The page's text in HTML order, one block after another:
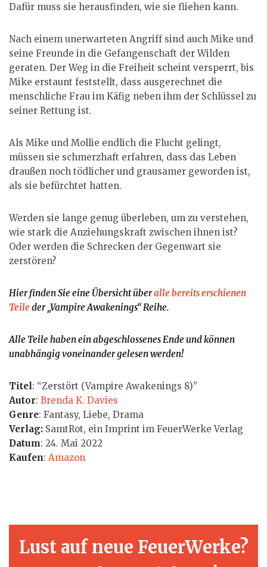
Dafür muss sie herausfinden, wie sie fliehen kann.
Nach einem unerwarteten Angriff sind auch Mike und
seine Freunde in die Gefangenschaft der Wilden
geraten. Der Weg in die Freiheit scheint versperrt, bis
Mike erstaunt feststellt, dass ausgerechnet die
menschliche Frau im Käfig neben ihm der Schlüssel zu
seiner Rettung ist.
Als Mike und Mollie endlich die Flucht gelingt,
müssen sie schmerzhaft erfahren, dass das Leben
draußen noch tödlicher und grausamer geworden ist,
als sie befürchtet hatten.
Werden sie lange genug überleben, um zu verstehen,
wie stark die Anziehungskraft zwischen ihnen ist?
Oder werden die Schrecken der Gegenwart sie
zerstören?
Hier finden Sie eine Übersicht überalle bereits erschienen
Teileder „Vampire Awakenings“ Reihe.
Alle Teile haben ein abgeschlossenes Ende und können
unabhängig voneinander gelesen werden!
Titel: “Zerstört (Vampire Awakenings 8)”
Autor: Brenda K. Davies
Genre: Fantasy, Liebe, Drama
Verlag: SamtRot, ein Imprint im FeuerWerke Verlag
Datum: 24. Mai 2022
Kaufen: Amazon
Lust auf neue FeuerWerke?